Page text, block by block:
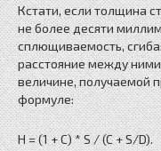
Кстати, если толщина
не более десяти
сплющиваемость,
расстояние между
величине, получаемой
формуле:
H = (1 + C) * S / (C + S/D).